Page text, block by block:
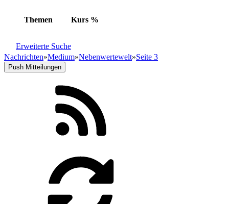
Themen Kurs %
Erweiterte Suche
Nachrichten»Medium»Nebenwertewelt»Seite 3
Push Mitteilungen